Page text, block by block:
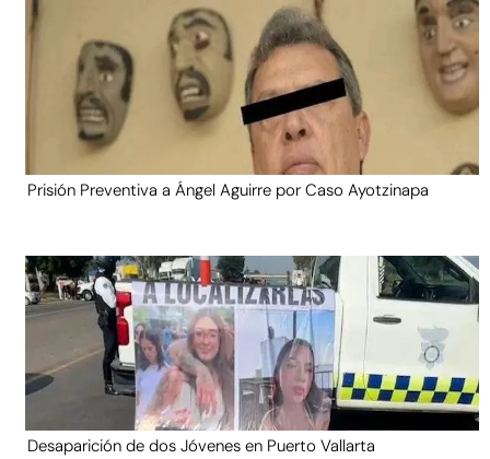
Prisión Preventiva a Ángel Aguirre por Caso Ayotzinapa
Desaparición de dos Jóvenes en Puerto Vallarta